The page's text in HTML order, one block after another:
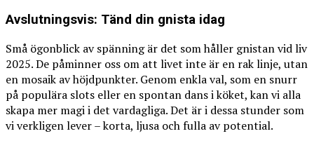
Avslutningsvis: Tänd din gnista idag
Små ögonblick av spänning är det som håller gnistan vid liv
2025. De påminner oss om att livet inte är en rak linje, utan
en mosaik av höjdpunkter. Genom enkla val, som en snurr
på populära slots eller en spontan dans i köket, kan vi alla
skapa mer magi i det vardagliga. Det är i dessa stunder som
vi verkligen lever – korta, ljusa och fulla av potential.